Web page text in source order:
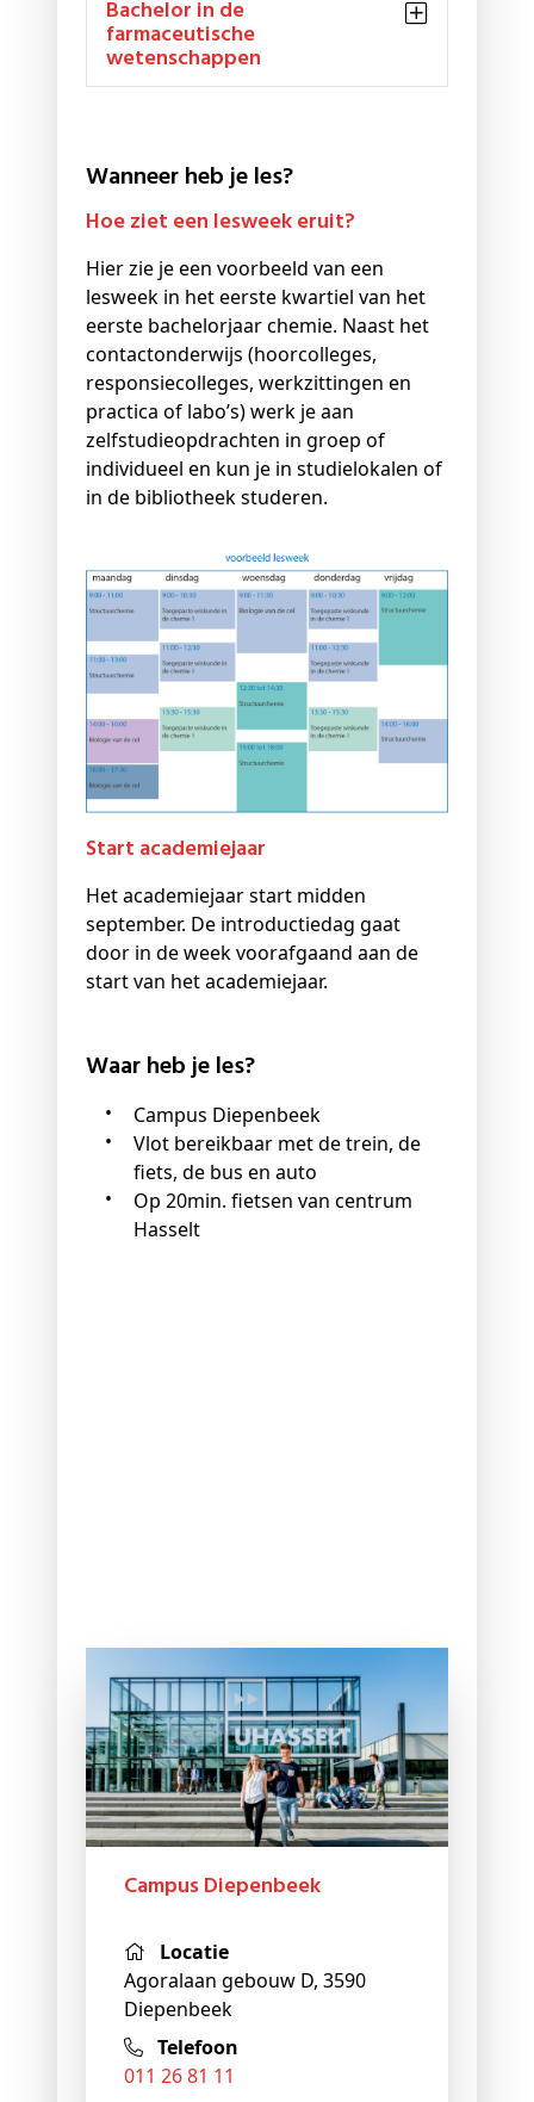
Bachelor in de
farmaceutische
wetenschappen
Wanneer heb je les?
Hoe ziet een lesweek eruit?
Hier zie je een voorbeeld van een
lesweek in het eerste kwartiel van het
eerste bachelorjaar chemie. Naast het
contactonderwijs (hoorcolleges,
responsiecolleges, werkzittingen en
practica of labo’s) werk je aan
zelfstudieopdrachten in groep of
individueel en kun je in studielokalen of
in de bibliotheek studeren.
Start academiejaar
Het academiejaar start midden
september. De introductiedag gaat
door in de week voorafgaand aan de
start van het academiejaar.
Waar heb je les?
Campus Diepenbeek
Vlot bereikbaar met de trein, de
fiets, de bus en auto
Op 20min. fietsen van centrum
Hasselt
Campus Diepenbeek
Locatie
Agoralaan gebouw D, 3590
Diepenbeek
Telefoon
011 26 81 11